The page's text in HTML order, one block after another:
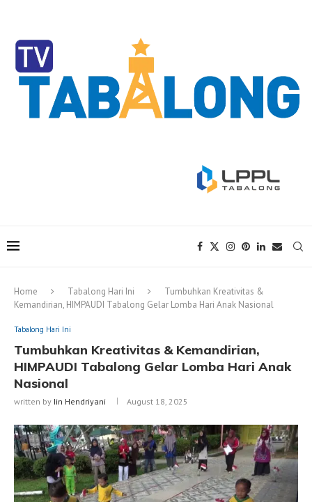
Home Tabalong Hari Ini
Tumbuhkan Kreativitas &
Kemandirian, HIMPAUDI Tabalong Gelar Lomba Hari Anak Nasional
Tabalong Hari Ini
Tumbuhkan Kreativitas & Kemandirian,
HIMPAUDI Tabalong Gelar Lomba Hari Anak
Nasional
written by Iin Hendriyani August 18, 2025